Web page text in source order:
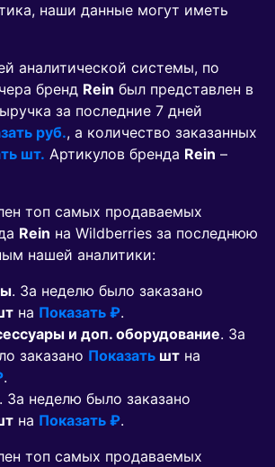
наши данные могут иметь
аналитической системы, по
бренд Rein был представлен в
за последние 7 дней
руб., а количество заказанных
шт. Артикулов бренда Rein –
топ самых продаваемых
Rein на Wildberries за последнюю
нашей аналитики:
. За неделю было заказано
на Показать ₽.
и доп. оборудование. За
заказано Показать шт на
.
. За неделю было заказано
на Показать ₽.
топ самых продаваемых